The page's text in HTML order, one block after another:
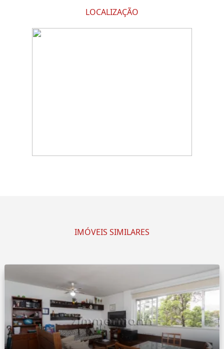
LOCALIZAÇÃO
IMÓVEIS SIMILARES